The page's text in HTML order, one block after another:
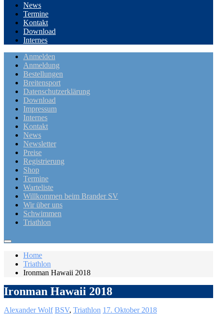
News
Termine
Kontakt
Download
Internes
Anmelden
Anmeldung
Bestellungen
Breitensport
Datenschutzerklärung
Download
Impressum
Internes
Kontakt
News
Newsletter
Preise
Registrierung
Shop
Termine
Warteliste
Willkommen beim Brander SV
Wir über uns
Schwimmen
Triathlon
Home
Triathlon
Ironman Hawaii 2018
Ironman Hawaii 2018
Alexander Wolf BSV, Triathlon 17. Oktober 2018